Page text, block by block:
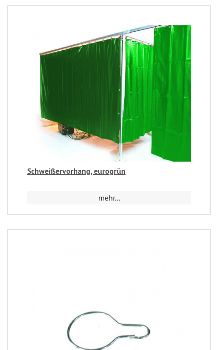
Schweißervorhang, eurogrün
mehr...